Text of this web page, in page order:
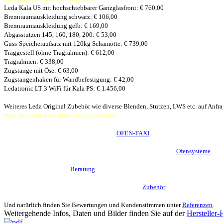
Leda Kala US mit hochschiebbarer Ganzglasfront: € 760,00
Brennraumauskleidung schwarz: € 106,00
Brennraumauskleidung gelb: € 169,00
Abgasstutzen 145, 160, 180, 200: € 53,00
Guss-Speicheraufsatz mit 120kg Schamotte: € 739,00
Traggestell (ohne Tragrahmen): € 612,00
Tragrahmen: € 338,00
Zugstange mit Öse: € 63,00
Zugstangenhaken für Wandbefestigung: € 42,00
Ledatronic LT 3 WiFi für Kala PS: € 1.456,00
Weiteres Leda Original Zubehör wie diverse Blenden, Stutzen, LWS etc. auf
Was Sie sonst noch interessieren könnte:
OFEN-TAXI
Ofensysteme
Beratung
Zubehörin Profi-Qualität.
Und natürlich finden Sie Bewertungen und Kundenstimmen unterReferenzen
Weitergehende Infos, Daten und Bilder finden Sie auf derHersteller-